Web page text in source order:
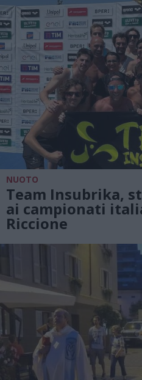
NUOTO
Team Insubrika,
ai campionati
Riccione